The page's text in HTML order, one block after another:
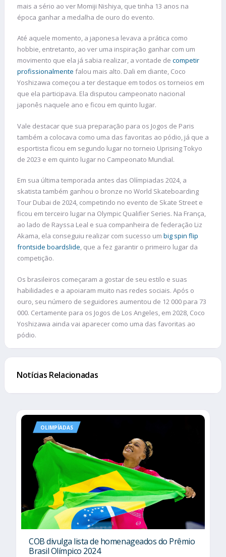
mais a sério ao ver Momiji Nishiya, que tinha 13 anos na
época ganhar a medalha de ouro do evento.
Até aquele momento, a japonesa levava a prática como
hobbie, entretanto, ao ver uma inspiração ganhar com um
movimento que ela já sabia realizar, a vontade de competir
profissionalmente falou mais alto. Dali em diante, Coco
Yoshizawa começou a ter destaque em todos os torneios em
que ela participava. Ela disputou campeonato nacional
japonês naquele ano e ficou em quinto lugar.
Vale destacar que sua preparação para os Jogos de Paris
também a colocava como uma das favoritas ao pódio, já que a
esportista ficou em segundo lugar no torneio Uprising Tokyo
de 2023 e em quinto lugar no Campeonato Mundial.
Em sua última temporada antes das Olímpiadas 2024, a
skatista também ganhou o bronze no World Skateboarding
Tour Dubai de 2024, competindo no evento de Skate Street e
ficou em terceiro lugar na Olympic Qualifier Series. Na França,
ao lado de Rayssa Leal e sua companheira de federação Liz
Akama, ela conseguiu realizar com sucesso um big spin flip
frontside boardslide, que a fez garantir o primeiro lugar da
competição.
Os brasileiros começaram a gostar de seu estilo e suas
habilidades e a apoiaram muito nas redes sociais. Após o
ouro, seu número de seguidores aumentou de 12 000 para 73
000. Certamente para os Jogos de Los Angeles, em 2028, Coco
Yoshizawa ainda vai aparecer como uma das favoritas ao
pódio.
Notícias Relacionadas
OLIMPÍADAS
COB divulga lista de homenageados do Prêmio
Brasil Olímpico 2024